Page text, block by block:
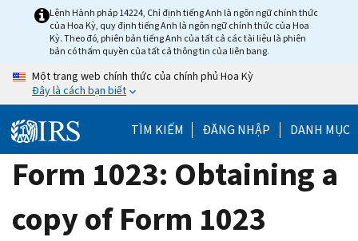
Lệnh Hành pháp 14224, Chỉ định tiếng Anh là ngôn ngữ chính thức
của Hoa Kỳ, quy định tiếng Anh là ngôn ngữ chính thức của Hoa
Kỳ. Theo đó, phiên bản tiếng Anh của tất cả các tài liệu là phiên
bản có thẩm quyền của tất cả thông tin của liên bang.
Một trang web chính thức của chính phủ Hoa Kỳ
Đây là cách bạn biết
TÌM KIẾM ĐĂNG NHẬP DANH MỤC
Form 1023: Obtaining a
copy of Form 1023